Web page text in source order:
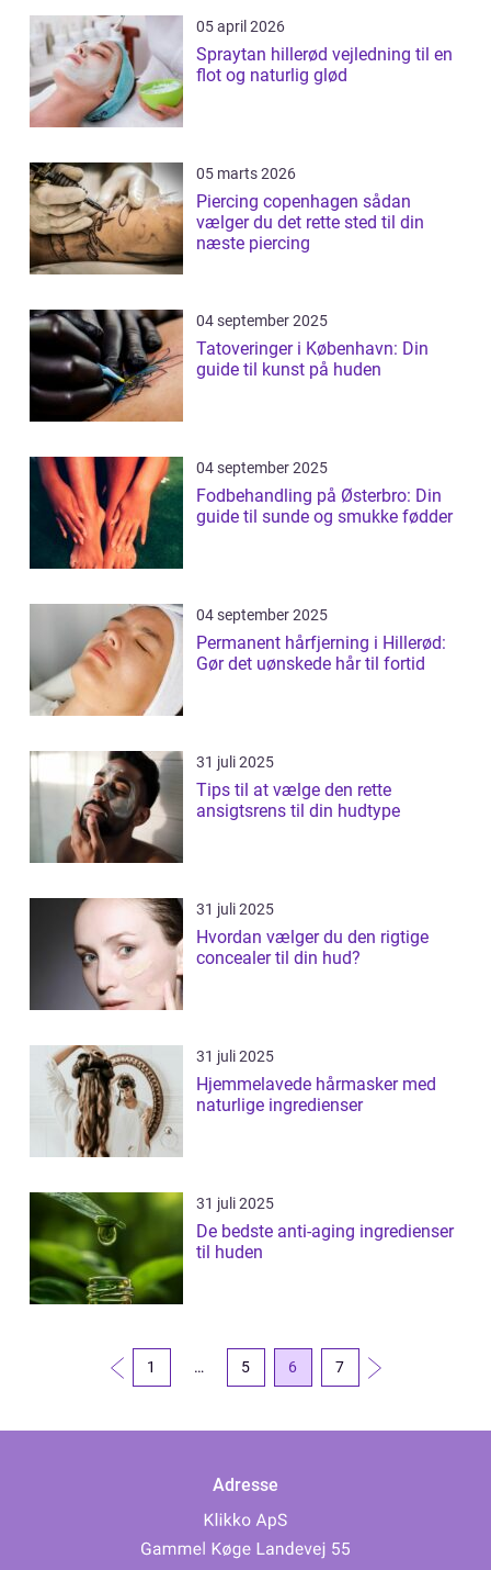
05 april 2026
Spraytan hillerød vejledning til en
flot og naturlig glød
05 marts 2026
Piercing copenhagen sådan
vælger du det rette sted til din
næste piercing
04 september 2025
Tatoveringer i København: Din
guide til kunst på huden
04 september 2025
Fodbehandling på Østerbro: Din
guide til sunde og smukke fødder
04 september 2025
Permanent hårfjerning i Hillerød:
Gør det uønskede hår til fortid
31 juli 2025
Tips til at vælge den rette
ansigtsrens til din hudtype
31 juli 2025
Hvordan vælger du den rigtige
concealer til din hud?
31 juli 2025
Hjemmelavede hårmasker med
naturlige ingredienser
31 juli 2025
De bedste anti-aging ingredienser
til huden
1 … 5 6 7
Adresse